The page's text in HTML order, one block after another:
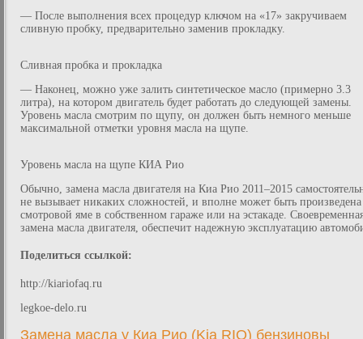
— После выполнения всех процедур ключом на «17» закручиваем
сливную пробку, предварительно заменив прокладку.
Сливная пробка и прокладка
— Наконец, можно уже залить синтетическое масло (примерно 3.3
литра), на котором двигатель будет работать до следующей замены.
Уровень масла смотрим по щупу, он должен быть немного меньше
максимальной отметки уровня масла на щупе.
Уровень масла на щупе КИА Рио
Обычно, замена масла двигателя на Киа Рио 2011–2015
не вызывает никаких сложностей, и вполне может быть
смотровой яме в собственном гараже или на эстакаде.
замена масла двигателя, обеспечит надежную эксплуатацию
Поделиться ссылкой:
http://kiariofaq.ru
legkoe-delo.ru
Замена масла у Киа Рио (Kia RIO) бензиновы